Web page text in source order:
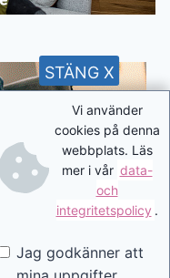
Vi använder
cookies på denna
webbplats. Läs
mer i vår data-
och
integritetspolicy .
Jag godkänner att
STÄNG X